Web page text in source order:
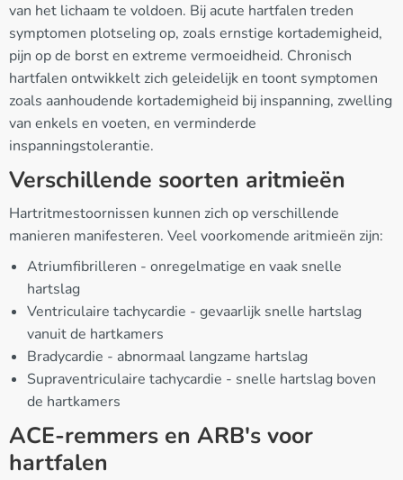
van het lichaam te voldoen. Bij acute hartfalen treden
symptomen plotseling op, zoals ernstige kortademigheid,
pijn op de borst en extreme vermoeidheid. Chronisch
hartfalen ontwikkelt zich geleidelijk en toont symptomen
zoals aanhoudende kortademigheid bij inspanning, zwelling
van enkels en voeten, en verminderde
inspanningstolerantie.
Verschillende soorten aritmieën
Hartritmestoornissen kunnen zich op verschillende
manieren manifesteren. Veel voorkomende aritmieën zijn:
Atriumfibrilleren - onregelmatige en vaak snelle
hartslag
Ventriculaire tachycardie - gevaarlijk snelle hartslag
vanuit de hartkamers
Bradycardie - abnormaal langzame hartslag
Supraventriculaire tachycardie - snelle hartslag boven
de hartkamers
ACE-remmers en ARB's voor
hartfalen